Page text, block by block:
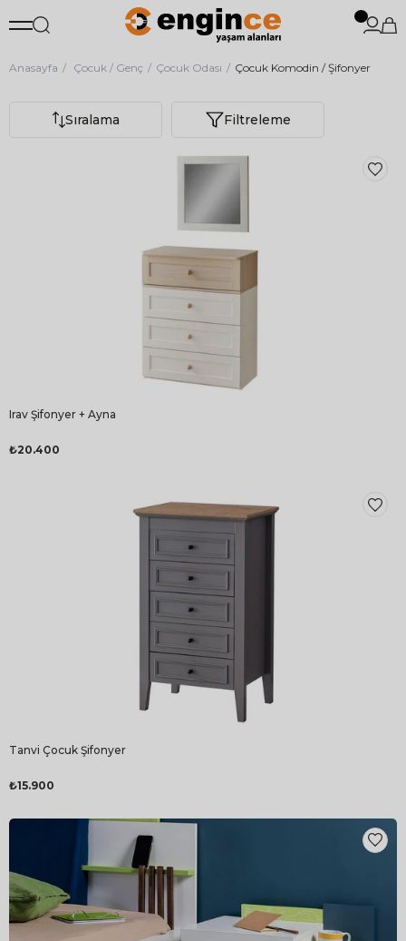
Anasayfa Çocuk / Genç Çocuk Odası Çocuk Komodin / Şifonyer
Filtreleme
Sıralama
Irav Şifonyer + Ayna
₺20.400
Tanvi Çocuk Şifonyer
₺15.900